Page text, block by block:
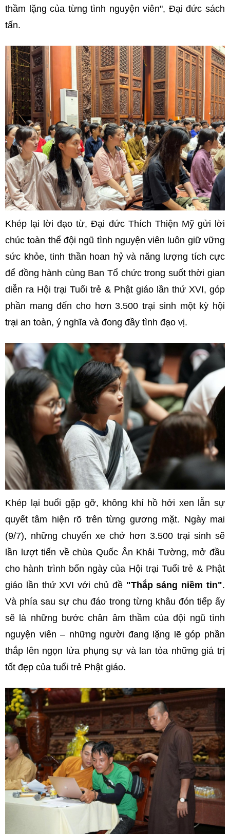
thầm lặng của từng tình nguyện viên", Đại đức sách
tấn.
Khép lại lời đạo từ, Đại đức Thích Thiện Mỹ gửi lời
chúc toàn thể đội ngũ tình nguyện viên luôn giữ vững
sức khỏe, tinh thần hoan hỷ và năng lượng tích cực
để đồng hành cùng Ban Tổ chức trong suốt thời gian
diễn ra Hội trại Tuổi trẻ & Phật giáo lần thứ XVI, góp
phần mang đến cho hơn 3.500 trại sinh một kỳ hội
trại an toàn, ý nghĩa và đong đầy tình đạo vị.
Khép lại buổi gặp gỡ, không khí hồ hởi xen lẫn sự
quyết tâm hiện rõ trên từng gương mặt. Ngày mai
(9/7), những chuyến xe chở hơn 3.500 trại sinh sẽ
lần lượt tiến về chùa Quốc Ân Khải Tường, mở đầu
cho hành trình bốn ngày của Hội trại Tuổi trẻ & Phật
giáo lần thứ XVI với chủ đề "Thắp sáng niềm tin".
Và phía sau sự chu đáo trong từng khâu đón tiếp ấy
sẽ là những bước chân âm thầm của đội ngũ tình
nguyện viên – những người đang lặng lẽ góp phần
thắp lên ngọn lửa phụng sự và lan tỏa những giá trị
tốt đẹp của tuổi trẻ Phật giáo.